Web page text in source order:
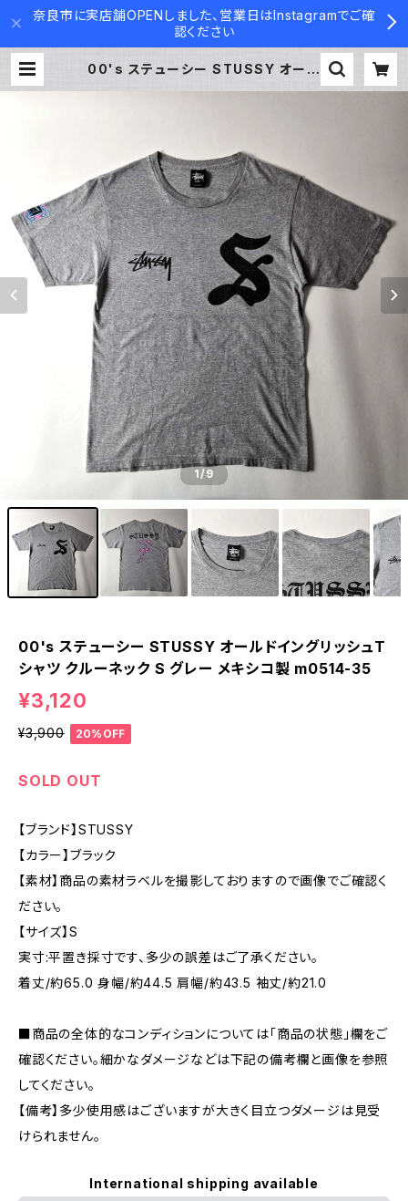
奈良市に実店舗OPENしました、営業日はInstagramでご確
認ください
00's ステューシー STUSSY オール
1/9
00's ステューシー STUSSY オールドイングリッシュT
シャツ クルーネック S グレー メキシコ製 m0514-35
¥3,120
¥3,900 20%OFF
SOLD OUT
【ブランド】STUSSY
【カラー】ブラック
【素材】商品の素材ラベルを撮影しておりますので画像でご確認く
ださい。
【サイズ】S
実寸:平置き採寸です、多少の誤差はご了承ください。
着丈/約65.0 身幅/約44.5 肩幅/約43.5 袖丈/約21.0
■商品の全体的なコンディションについては「商品の状態」欄をご
確認ください。細かなダメージなどは下記の備考欄と画像を参照
してください。
【備考】多少使用感はございますが大きく目立つダメージは見受
けられません。
International shipping available